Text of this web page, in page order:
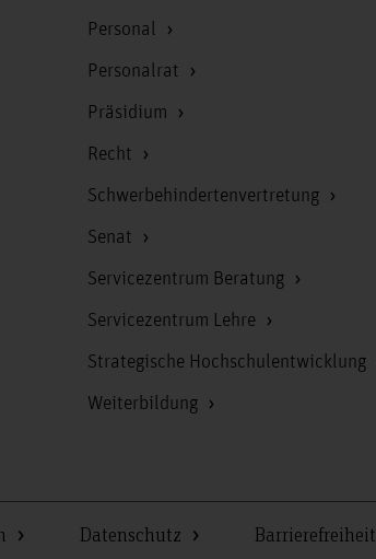
Personal
Personalrat
Präsidium
Recht
Schwerbehindertenvertretung
Senat
Servicezentrum Beratung
Servicezentrum Lehre
Strategische Hochschulentwicklung
Weiterbildung
Datenschutz Barrierefreiheit